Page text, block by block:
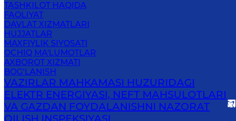
TASHKILOT HAQIDA
FAOLIYAT
DAVLAT XIZMATLARI
HUJJATLAR
MAXFIYLIK SIYOSATI
OCHIQ MA'LUMOTLAR
AXBOROT XIZMATI
BOG‘LANISH
VAZIRLAR MAHKAMASI HUZURIDAGI
ELEKTR ENERGIYASI, NEFT MAHSULOTLARI
VA GAZDAN FOYDALANISHNI NAZORAT